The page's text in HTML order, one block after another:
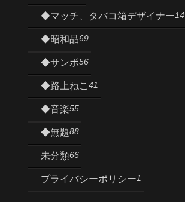
◆マッチ、タバコ箱デザイナー14
◆昭和品69
◆サンポ56
◆路上ねこ41
◆音楽55
◆無題88
未分類66
プライバシーポリシー1